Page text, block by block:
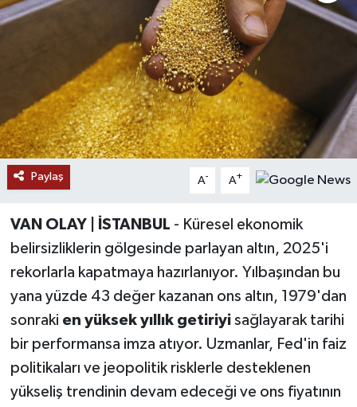
Paylaş A- A+
VAN OLAY | İSTANBUL - Küresel ekonomik
belirsizliklerin gölgesinde parlayan altın, 2025'i
rekorlarla kapatmaya hazırlanıyor. Yılbaşından bu
yana yüzde 43 değer kazanan ons altın, 1979'dan
sonraki en yüksek yıllık getiriyisağlayarak tarihi
bir performansa imza atıyor. Uzmanlar, Fed'in faiz
politikaları ve jeopolitik risklerle desteklenen
yükseliş trendinin devam edeceği ve ons fiyatının